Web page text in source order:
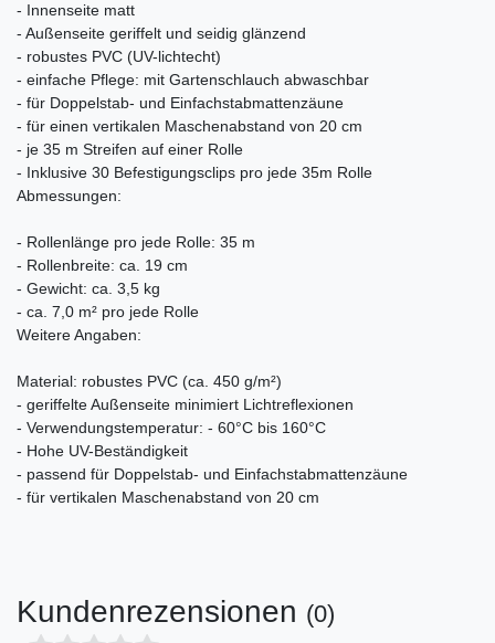
- Innenseite matt
- Außenseite geriffelt und seidig glänzend
- robustes PVC (UV-lichtecht)
- einfache Pflege: mit Gartenschlauch abwaschbar
- für Doppelstab- und Einfachstabmattenzäune
- für einen vertikalen Maschenabstand von 20 cm
- je 35 m Streifen auf einer Rolle
- Inklusive 30 Befestigungsclips pro jede 35m Rolle
Abmessungen:
- Rollenlänge pro jede Rolle: 35 m
- Rollenbreite: ca. 19 cm
- Gewicht: ca. 3,5 kg
- ca. 7,0 m² pro jede Rolle
Weitere Angaben:
Material: robustes PVC (ca. 450 g/m²)
- geriffelte Außenseite minimiert Lichtreflexionen
- Verwendungstemperatur: - 60°C bis 160°C
- Hohe UV-Beständigkeit
- passend für Doppelstab- und Einfachstabmattenzäune
- für vertikalen Maschenabstand von 20 cm
Kundenrezensionen (0)